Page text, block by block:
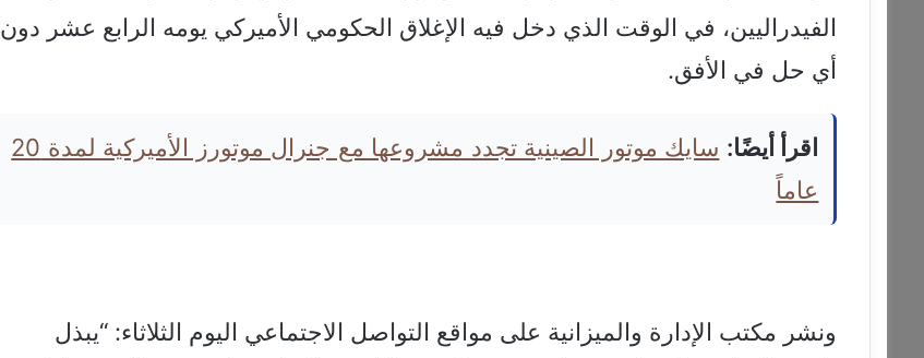
الفيدراليين، في الوقت الذي دخل فيه الإغلاق الحكومي الأميركي يومه الرابع عشر دون
أي حل في الأفق.
اقرأ أيضًا:
سايك موتور الصينية تجدد مشروعها مع جنرال موتورز الأميركية لمدة 20
عاماً
ونشر مكتب الإدارة والميزانية على مواقع التواصل الاجتماعي اليوم الثلاثاء: “يبذل